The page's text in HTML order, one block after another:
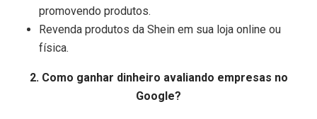
promovendo produtos.
Revenda produtos da Shein em sua loja online ou
física.
2. Como ganhar dinheiro avaliando empresas no
Google?